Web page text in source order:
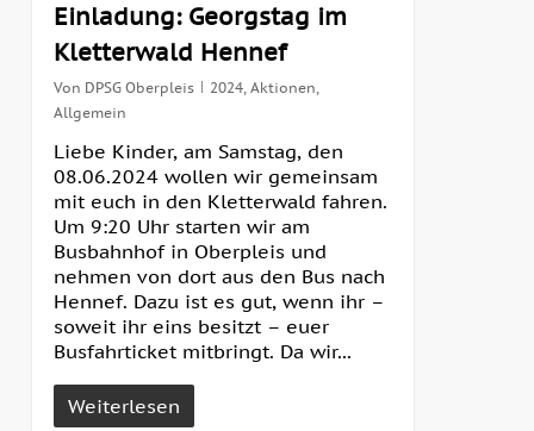
Einladung: Georgstag im
Kletterwald Hennef
Von DPSG Oberpleis 2024, Aktionen,
Allgemein
Liebe Kinder, am Samstag, den
08.06.2024 wollen wir gemeinsam
mit euch in den Kletterwald fahren.
Um 9:20 Uhr starten wir am
Busbahnhof in Oberpleis und
nehmen von dort aus den Bus nach
Hennef. Dazu ist es gut, wenn ihr –
soweit ihr eins besitzt – euer
Busfahrticket mitbringt. Da wir...
Weiterlesen